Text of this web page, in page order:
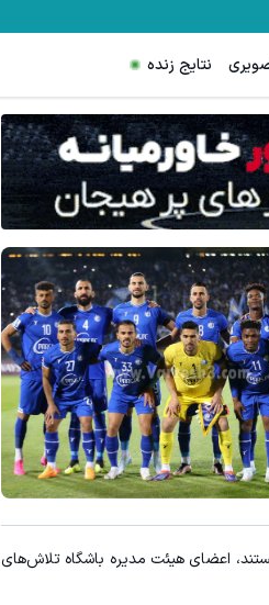
نتایج زنده
اعضای هیئت مدیره باشگاه تلاش‌های